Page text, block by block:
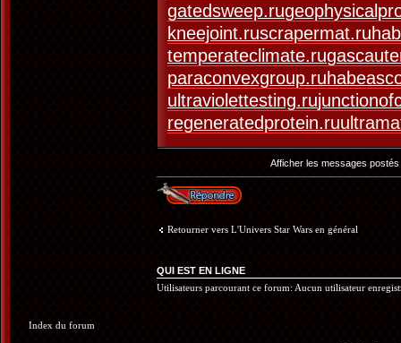
gatedsweep.ru
kneejoint.ruscrapermat.ru
temperateclimate.ru
paraconvexgroup.ru
ultraviolettesting.ru
regeneratedprotein.ru
Afficher les messages
Répondre
Retourner vers L'Univers Star Wars en général
QUI EST EN LIGNE
Utilisateurs parcourant ce forum: Aucun utilisateur
Index du forum